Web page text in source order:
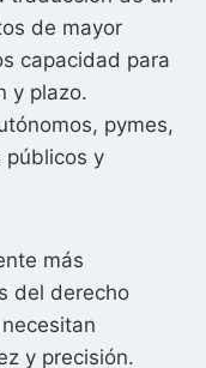
de mayor
capacidad para
y plazo.
pymes,
públicos y
más
del derecho
y precisión.